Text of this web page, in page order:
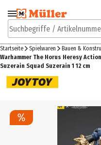
Zur Navigation
springen
Suchbegriffe /
Startseite Spielwaren Bauen &
Warhammer The Horus Heresy
Suzerain Squad Suzerain 1 12 cm